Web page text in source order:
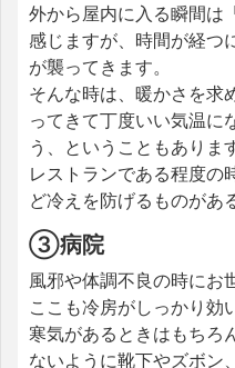
外から屋内に入る瞬間は
感じますが、時間が経つ
が襲ってきます。
そんな時は、暖かさを求
ってきて丁度いい気温に
う、ということもありま
レストランである程度の
ど冷えを防げるものがあ
③病院
風邪や体調不良の時にお
ここも冷房がしっかり効
寒気があるときはもちろ
ないように靴下やズボン